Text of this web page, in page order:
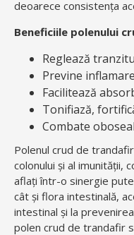
deoarece consistența
Beneficiile polenului
Reglează
Previne
Facilitează
Tonifiază,
Combate
Polenul crud de
colonului și al imunității,
aflați într-o sinergie
cât și flora intestinală,
intestinal și la
polen crud de trandafir